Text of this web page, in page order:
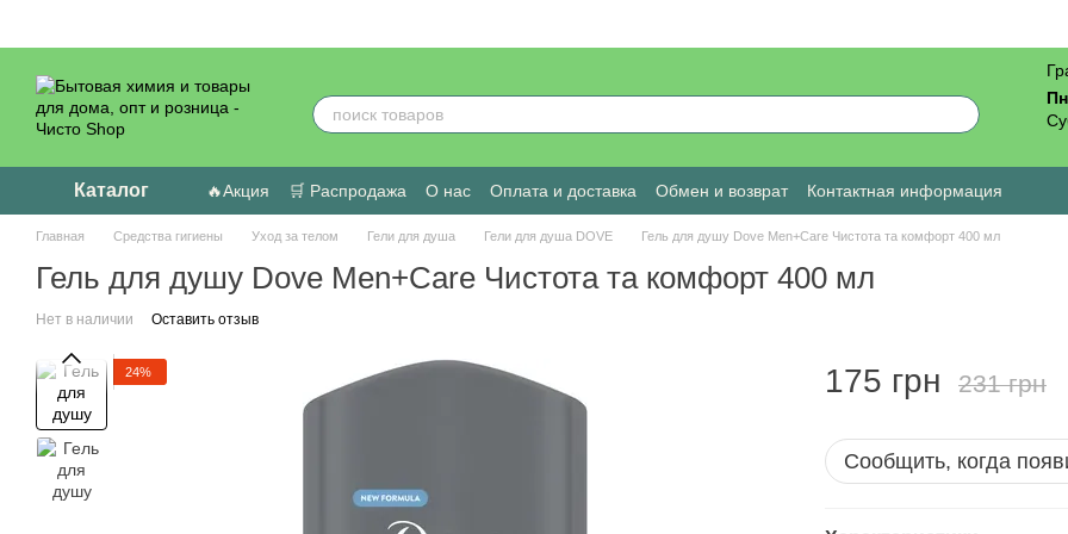
Каталог 🔥Акция 🛒 Распродажа О нас Оплата и доставка Обмен и возврат
Контактная информация
Пользовательское соглашение
Отзывы о магазине
Главная Средства гигиены Уход за телом Гели для душа Гели для душа DOVE Гель для душу Dove Men+Care Чистота та комфорт 400 мл
Гель для душу Dove Men+Care Чистота та комфорт 400 мл
Нет в наличии Оставить отзыв
24% 175 грн 231 грн
Сообщить, когда